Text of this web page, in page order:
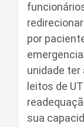
por
unidade ter
leitos de
sua